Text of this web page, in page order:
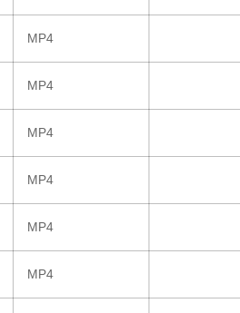
MP4
MP4
MP4
MP4
MP4
MP4